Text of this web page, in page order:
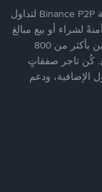
يضع ملايين المُستخدمين حول العالم ثقتهم في منصّة Binance P2P لتداول
لشراء أو بيع مبالغ
كبيرة من العملات الرقمية مع المُستخدمين المُعتمدين بأكثر من 800
سريع. كُن تاجر صفقاتٍ
الإضافية، ودعم